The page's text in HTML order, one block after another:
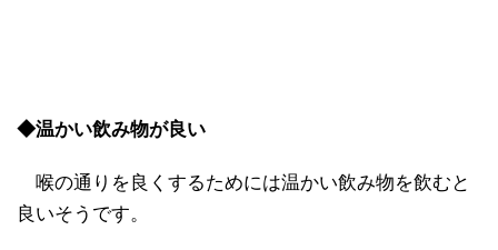
◆温かい飲み物が良い
喉の通りを良くするためには温かい飲み物を飲むと
良いそうです。